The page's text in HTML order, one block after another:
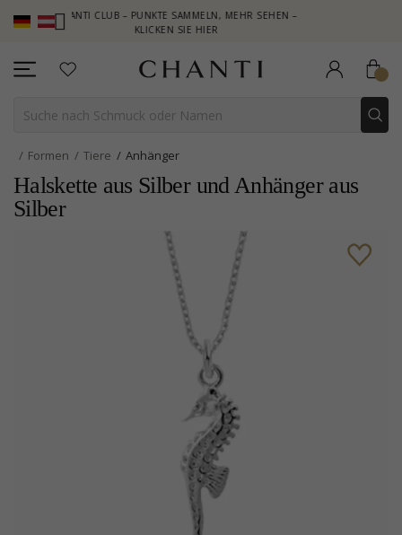
CHANTI CLUB – PUNKTE SAMMELN, MEHR SEHEN –
KLICKEN SIE HIER
Formen Tiere Anhänger
Halskette aus Silber und Anhänger aus
Silber